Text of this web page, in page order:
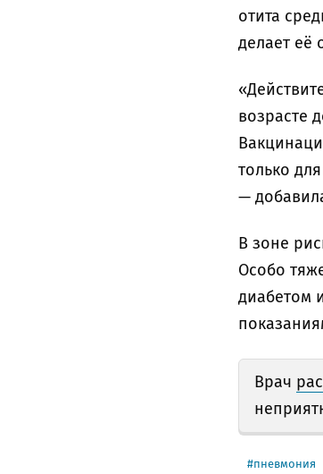
отита
делает её
возрасте
только
—
В зоне
Особо
диабетом
Врач
пневмония